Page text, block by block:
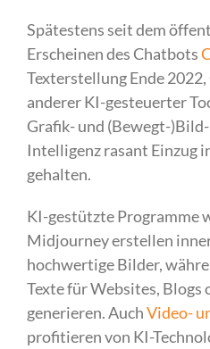
Spätestens seit dem
Erscheinen des Chatbots
Texterstellung Ende 2022,
anderer KI-gesteuerter
Grafik- und (Bewegt-
Intelligenz rasant Einzug
gehalten.
KI-gestützte Programme
Midjourney erstellen
hochwertige Bilder,
Texte für Websites, Blogs
generieren. AuchVideo-
profitieren von KI-